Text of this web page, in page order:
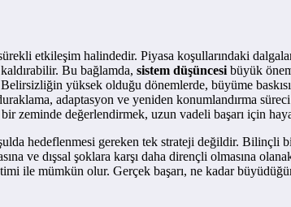
etkileşim halindedir. Piyasa koşullarındaki
Bu bağlamda, sistem düşüncesi büyük
yüksek olduğu dönemlerde, büyüme
adaptasyon ve yeniden konumlandırma
zeminde değerlendirmek, uzun vadeli başarı için
hedeflenmesi gereken tek strateji değildir. Bilinçli
ve dışsal şoklara karşı daha dirençli olmasına
ile mümkün olur. Gerçek başarı, ne kadar